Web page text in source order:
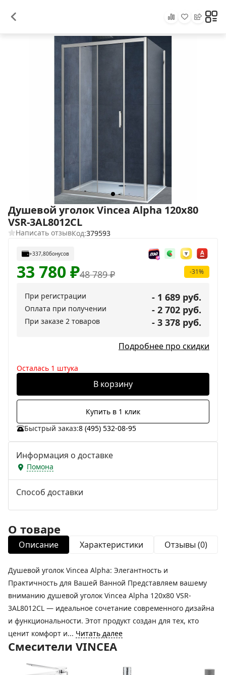
Душевой уголок Vincea Alpha 120x80
VSR-3AL8012CL
Написать отзывКод:379593
+337,80бонусов
48 789₽
33 780₽ -31%
При регистрации - 1 689 руб.
Оплата при получении - 2 702 руб.
При заказе 2 товаров - 3 378 руб.
Подробнее про скидки
Осталась 1 штука
В корзину
Купить в 1 клик
Быстрый заказ:8 (495) 532-08-95
Информация о доставке
Помона
Способ доставки
О товаре
Описание Характеристики Отзывы (0)
Душевой уголок Vincea Alpha: Элегантность и
Практичность для Вашей Ванной Представляем вашему
вниманию душевой уголок Vincea Alpha 120x80 VSR-
3AL8012CL — идеальное сочетание современного дизайна
и функциональности. Этот продукт создан для тех, кто
ценит комфорт и... Читать далее
Смесители VINCEA